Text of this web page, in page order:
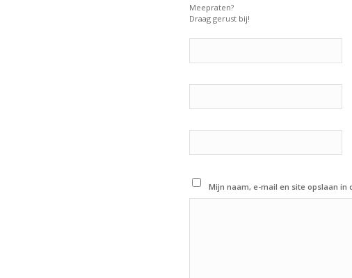
Meepraten?
Draag gerust bij!
Mijn naam, e-mail en site opslaan